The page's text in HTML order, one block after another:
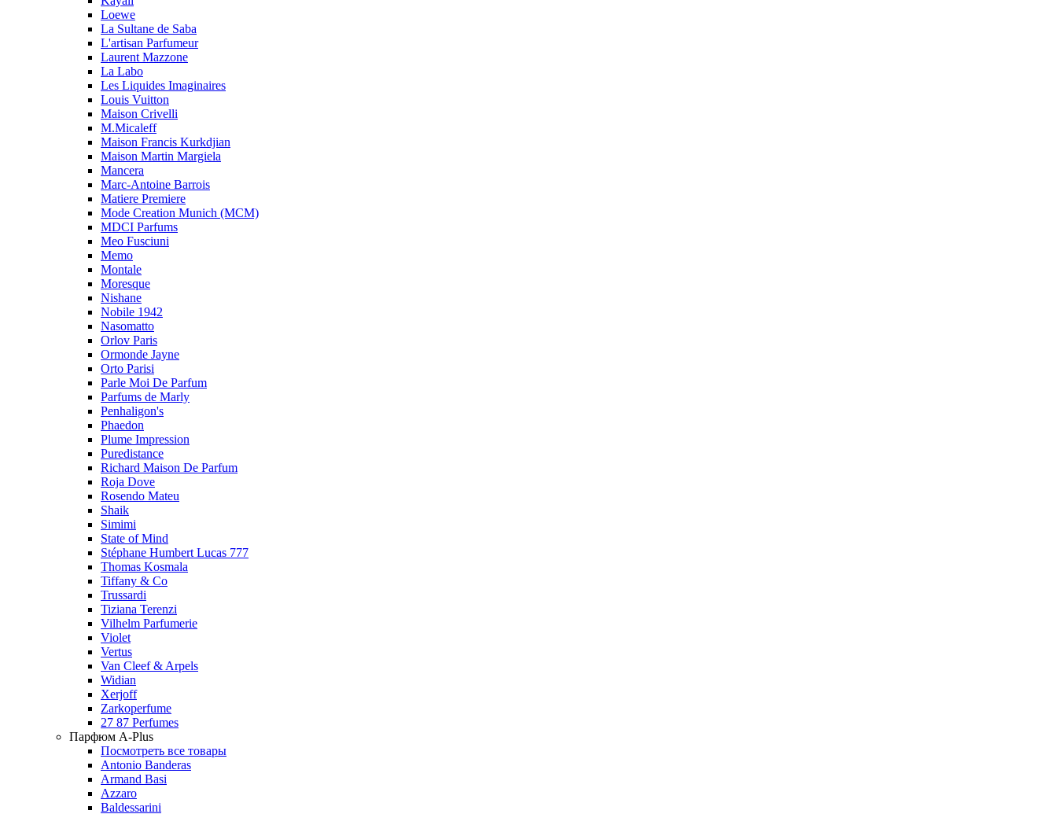
Loewe
La Sultane de Saba
L'artisan Parfumeur
Laurent Mazzone
La Labo
Les Liquides Imaginaires
Louis Vuitton
Maison Crivelli
M.Micaleff
Maison Francis Kurkdjian
Maison Martin Margiela
Mancera
Marc-Antoine Barrois
Matiere Premiere
Mode Creation Munich (MCM)
MDCI Parfums
Meo Fusciuni
Memo
Montale
Moresque
Nishane
Nobile 1942
Nasomatto
Orlov Paris
Ormonde Jayne
Orto Parisi
Parle Moi De Parfum
Parfums de Marly
Penhaligon's
Phaedon
Plume Impression
Puredistance
Richard Maison De Parfum
Roja Dove
Rosendo Mateu
Shaik
Simimi
State of Mind
Stéphane Humbert Lucas 777
Thomas Kosmala
Tiffany & Co
Trussardi
Tiziana Terenzi
Vilhelm Parfumerie
Violet
Vertus
Van Cleef & Arpels
Widian
Xerjoff
Zarkoperfume
27 87 Perfumes
Парфюм A-Plus
Посмотреть все товары
Antonio Banderas
Armand Basi
Azzaro
Baldessarini